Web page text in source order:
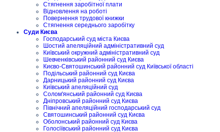
Стягнення заробітної плати
Відновлення на роботі
Повернення трудової книжки
Стягнення середнього заробітку
Суди Києва
Господарський суд міста Києва
Шостий апеляційний адміністративний суд
Київський окружний адміністративний суд
Шевченківський районний суд Києва
Києво-Святошинський районний суд Київської області
Подільський районний суд Києва
Дарницький районний суд Києва
Київський апеляційний суд
Солом'янський районний суд Києва
Дніпровський районний суд Києва
Північний апеляційний господарський суд
Святошинський районний суд Києва
Оболонський районний суд Києва
Голосіївський районний суд Києва